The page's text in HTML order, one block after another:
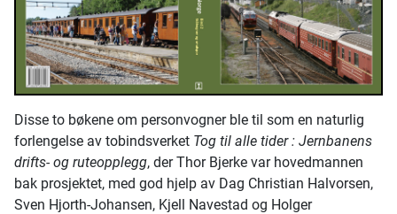
Disse to bøkene om personvogner ble til som en naturlig
forlengelse av tobindsverket Tog til alle tider : Jernbanens
drifts- og ruteopplegg, der Thor Bjerke var hovedmannen
bak prosjektet, med god hjelp av Dag Christian Halvorsen,
Sven Hjorth-Johansen, Kjell Navestad og Holger